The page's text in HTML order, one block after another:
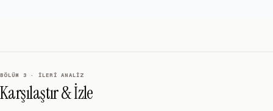
BÖLÜM 3 · İLERI ANALIZ
Karşılaştır & İzle